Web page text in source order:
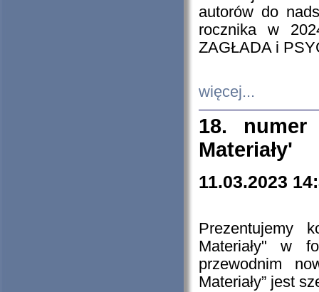
autorów do
rocznika w
ZAGŁADA i
więcej...
18. numer
Materiały'
11.03.2023
Prezentujemy
Materiały" w
przewodnim
Materiały” jest